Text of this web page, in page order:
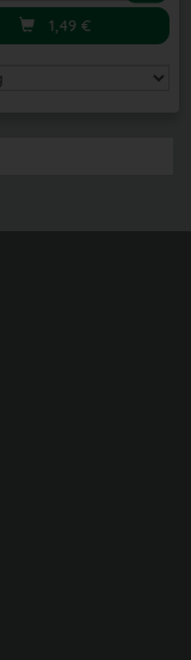
1,49 €